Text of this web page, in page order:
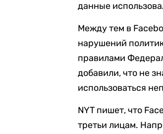
данные
Между тем в
нарушений
правилами
добавили, что не
использоваться
NYT пишет, что
третьи лицам.